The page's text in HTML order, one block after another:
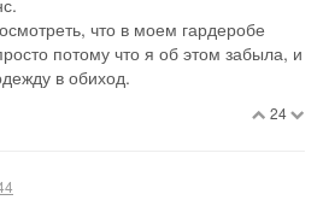
что в моем гардеробе
потому что я об этом забыла, и
в обиход.
24